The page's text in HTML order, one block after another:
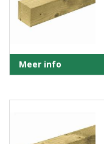
Meer info